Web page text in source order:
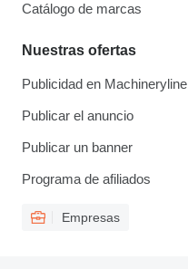
Catálogo de marcas
Nuestras ofertas
Publicidad en Machineryline
Publicar el anuncio
Publicar un banner
Programa de afiliados
Empresas